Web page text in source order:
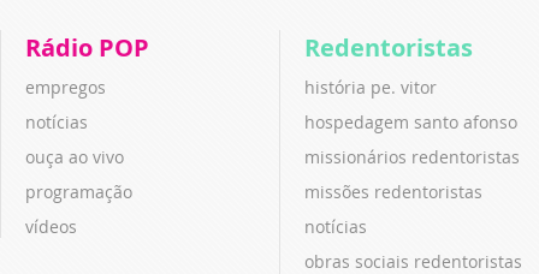
Rádio POP
empregos
notícias
ouça ao vivo
programação
vídeos
Redentoristas
história pe. vitor
hospedagem santo afonso
missionários redentoristas
missões redentoristas
notícias
obras sociais redentoristas